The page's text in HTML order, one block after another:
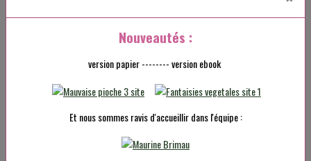
Delfyne Gwenn Convergences
21,40€ TTC
Nouveautés :
version papier -------- version ebook
Et nous sommes ravis d'accueillir dans l'équipe :